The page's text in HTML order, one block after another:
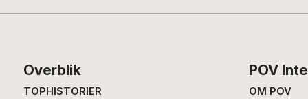
Footer
Overblik
TOPHISTORIER
POV
OM POV